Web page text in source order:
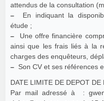
attendus de la consultation
– En indiquant la
étude ;
– Une offre financière
ainsi que les frais liés à la
charges des enquêteurs,
– Son CV et ses références
DATE LIMITE DE DEPOT DE
Par mail adressé à :